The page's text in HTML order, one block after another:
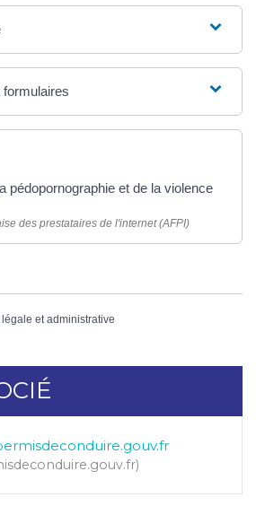
pédopornographie et de la violence
des prestataires de l'internet (AFPI)
et administrative